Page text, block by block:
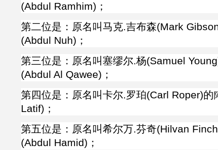
(Abdul Ramhim)；
第二位是：原名叫马克.吉布森(Mark
(Abdul Nuh) ；
第三位是：原名叫塞缪尔.杨(Samuel
(Abdul Al Qawee)；
第四位是：原名叫卡尔.罗珀(Carl Roper)的
Latif)；
第五位是：原名叫希尔万.芬奇(Hilvan
(Abdul Hamid) ；